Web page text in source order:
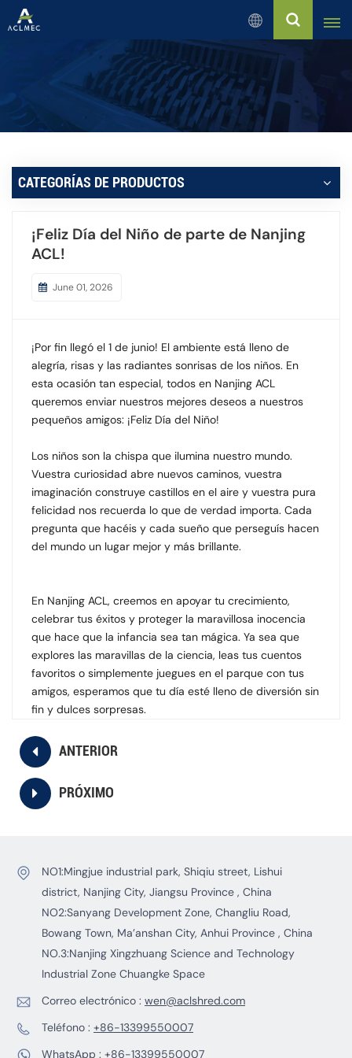
Español
English
Русский
Español
Français
CATEGORÍAS DE PRODUCTOS
¡Feliz Día del Niño de parte de Nanjing
ACL!
June 01, 2026
¡Por fin llegó el 1 de junio! El ambiente está lleno de
alegría, risas y las radiantes sonrisas de los niños. En
esta ocasión tan especial, todos en Nanjing ACL
queremos enviar nuestros mejores deseos a nuestros
pequeños amigos: ¡Feliz Día del Niño!
Los niños son la chispa que ilumina nuestro mundo.
Vuestra curiosidad abre nuevos caminos, vuestra
imaginación construye castillos en el aire y vuestra pura
felicidad nos recuerda lo que de verdad importa. Cada
pregunta que hacéis y cada sueño que perseguís hacen
del mundo un lugar mejor y más brillante.
En Nanjing ACL, creemos en apoyar tu crecimiento,
celebrar tus éxitos y proteger la maravillosa inocencia
que hace que la infancia sea tan mágica. Ya sea que
explores las maravillas de la ciencia, leas tus cuentos
favoritos o simplemente juegues en el parque con tus
amigos, esperamos que tu día esté lleno de diversión sin
fin y dulces sorpresas.
ANTERIOR
PRÓXIMO
NO1:Mingjue industrial park, Shiqiu street, Lishui
district, Nanjing City, Jiangsu Province , China
NO2:Sanyang Development Zone, Changliu Road,
Bowang Town, Ma’anshan City, Anhui Province , China
NO.3:Nanjing Xingzhuang Science and Technology
Industrial Zone Chuangke Space
Correo electrónico : wen@aclshred.com
Teléfono : +86-13399550007
WhatsApp : +86-13399550007